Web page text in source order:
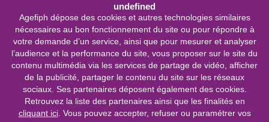
undefined
Agefiph dépose des cookies et autres technologies similaires
nécessaires au bon fonctionnement du site ou pour répondre à
votre demande d’un service, ainsi que pour mesurer et analyser
l’audience et la performance du site, vous proposer sur le site du
contenu multimédia via les services de partage de vidéo, afficher
de la publicité, partager le contenu du site sur les réseaux
sociaux. Ses partenaires déposent également des cookies.
Retrouvez la liste des partenaires ainsi que les finalités en
cliquant ici. Vous pouvez accepter, refuser ou paramétrer vos
Nous suivre
Youtube
Linkedin
Facebook